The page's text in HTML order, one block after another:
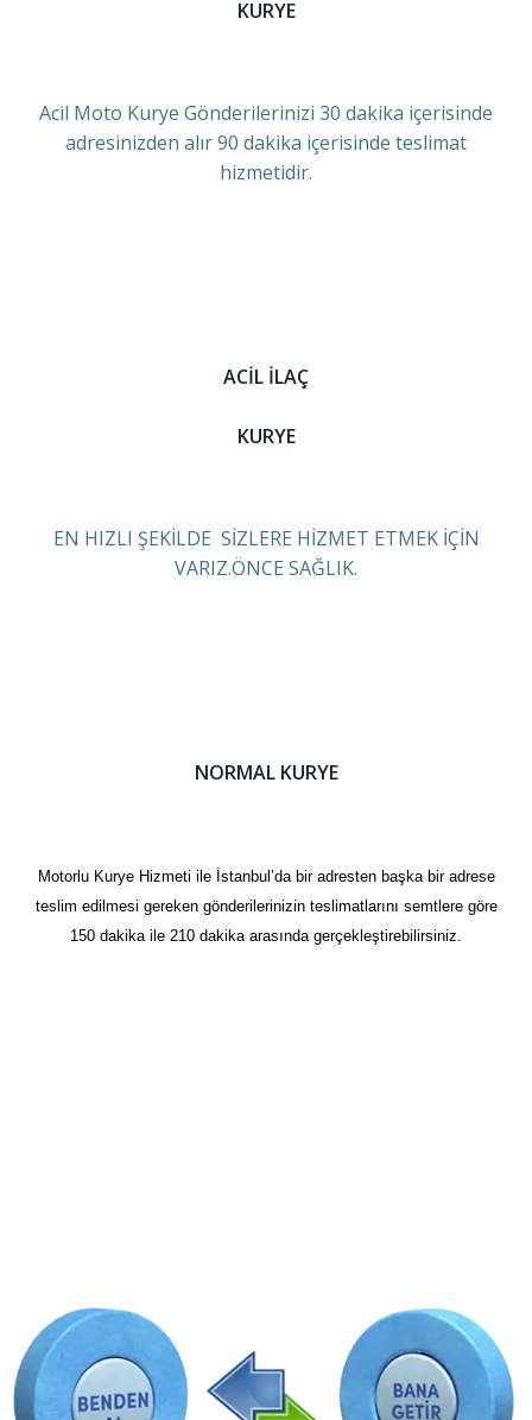
KURYE
Acil Moto Kurye Gönderilerinizi 30 dakika içerisinde
adresinizden alır 90 dakika içerisinde teslimat
hizmetidir.
ACİL İLAÇ
KURYE
EN HIZLI ŞEKİLDE SİZLERE HİZMET ETMEK İÇİN
VARIZ.ÖNCE SAĞLIK.
NORMAL KURYE
Motorlu Kurye Hizmeti ile İstanbul’da bir adresten başka bir adrese
teslim edilmesi gereken gönderilerinizin teslimatlarını semtlere göre
150 dakika ile 210 dakika arasında gerçekleştirebilirsiniz.